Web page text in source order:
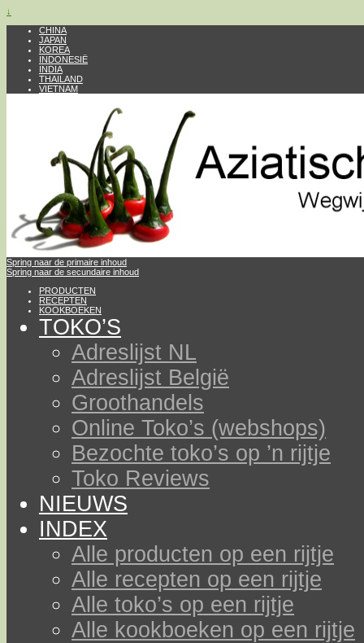
↓
CHINA
JAPAN
KOREA
INDONESIË
INDIA
THAILAND
VIETNAM
Spring naar de primaire inhoud
Spring naar de secundaire inhoud
PRODUCTEN
RECEPTEN
KOOKBOEKEN
TOKO’S
Adreslijst NL
Adreslijst België
Groothandels
Online Toko’s (webshops)
Bezochte toko’s op ’n rijtje
Toko Reviews
NIEUWS
INDEX
Alle producten op een rijtje
Alle recepten op een rijtje
Alle toko’s op een rijtje
Alle kookboeken op een rijtje